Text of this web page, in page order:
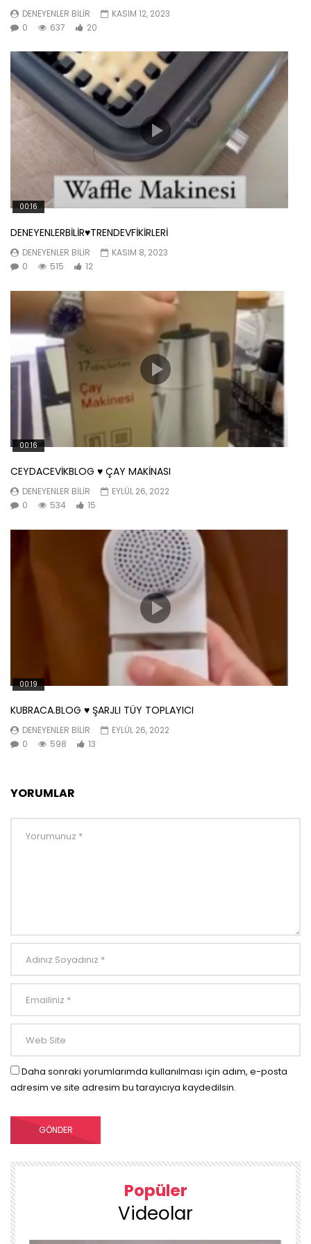
DENEYENLER BILIR
KASIM 12, 2023
0
637 20
00:16
DENEYENLERBİLİR♥️TRENDEVFİKİRLERİ
DENEYENLER BILIR
KASIM 8, 2023
0
515 12
00:16
CEYDACEVİKBLOG ♥️ ÇAY MAKİNASI
DENEYENLER BILIR
EYLÜL 26, 2022
0
534 15
00:19
KUBRACA.BLOG ♥️ ŞARJLI TÜY TOPLAYICI
DENEYENLER BILIR
EYLÜL 26, 2022
0
598 13
YORUMLAR
Daha sonraki yorumlarımda kullanılması için adım, e-posta
adresim ve site adresim bu tarayıcıya kaydedilsin.
Popüler
Videolar